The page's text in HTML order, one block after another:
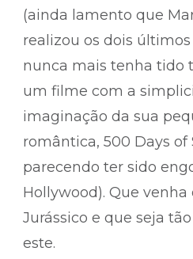
(ainda lamento que
realizou os dois
nunca mais tenha tido
um filme com a
imaginação da sua
romântica, 500 Days of
parecendo ter sido
Hollywood). Que
Jurássico e que seja
este.